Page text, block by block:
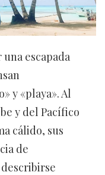
escapada
y «playa». Al
y del Pacífico
cálido, sus
de